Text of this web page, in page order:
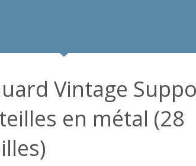
Vintage
en métal (28